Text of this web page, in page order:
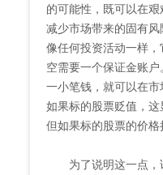
的可能性，既可以在
减少市场带来的固有
像任何投资活动一样
空需要一个保证金账
一小笔钱，就可以在市
如果标的股票贬值，这
但如果标的股票的价格
为了说明这一点，